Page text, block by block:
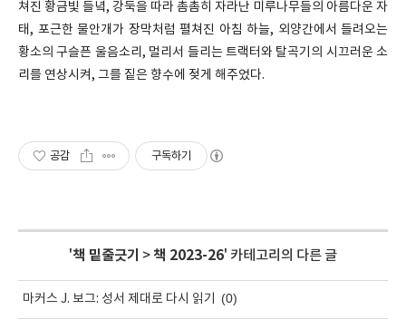
쳐진 황금빛 들녘, 강둑을 따라 촘촘히 자라난 미루나무들의 아름다운 자
태, 포근한 물안개가 장막처럼 펼쳐진 아침 하늘, 외양간에서 들려오는
황소의 구슬픈 울음소리, 멀리서 들리는 트랙터와 탈곡기의 시끄러운 소
리를 연상시켜, 그를 짙은 향수에 젖게 해주었다.
공감 구독하기
'책 밑줄긋기 >책 2023-26' 카테고리의 다른 글
마커스 J. 보그: 성서 제대로 다시 읽기 (0)